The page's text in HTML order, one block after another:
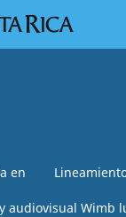
en
audiovisual Wimb